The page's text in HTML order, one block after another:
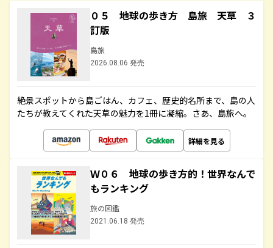
０５ 地球の歩き方 島旅 天草 ３
訂版
島旅
2026.08.06 発売
絶景スポットから島ごはん、カフェ、歴史的名所まで、島の人
たちが教えてくれた天草の魅力を1冊に凝縮。さあ、島旅へ。
詳細を見る
Ｗ０６ 地球の歩き方的！世界なんで
もランキング
旅の図鑑
2021.06.18 発売